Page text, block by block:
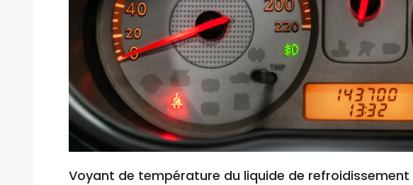
Voyant de température du liquide de refroidissement